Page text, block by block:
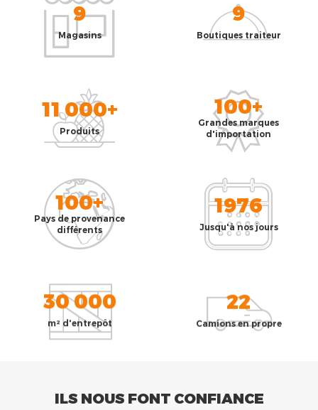
9
Magasins
9
Boutiques traiteur
11 000+
Produits
100+
Grandes marques
d'importation
100+
Pays de provenance
différents
1976
Jusqu'à nos jours
30 000
m² d'entrepôt
22
Camions en propre
ILS NOUS FONT CONFIANCE